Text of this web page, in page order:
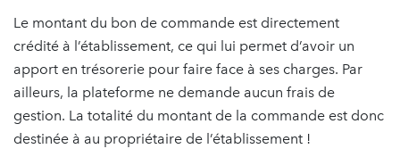
Le montant du bon de commande est directement
crédité à l’établissement, ce qui lui permet d’avoir un
apport en trésorerie pour faire face à ses charges. Par
ailleurs, la plateforme ne demande aucun frais de
gestion. La totalité du montant de la commande est donc
destinée à au propriétaire de l’établissement !